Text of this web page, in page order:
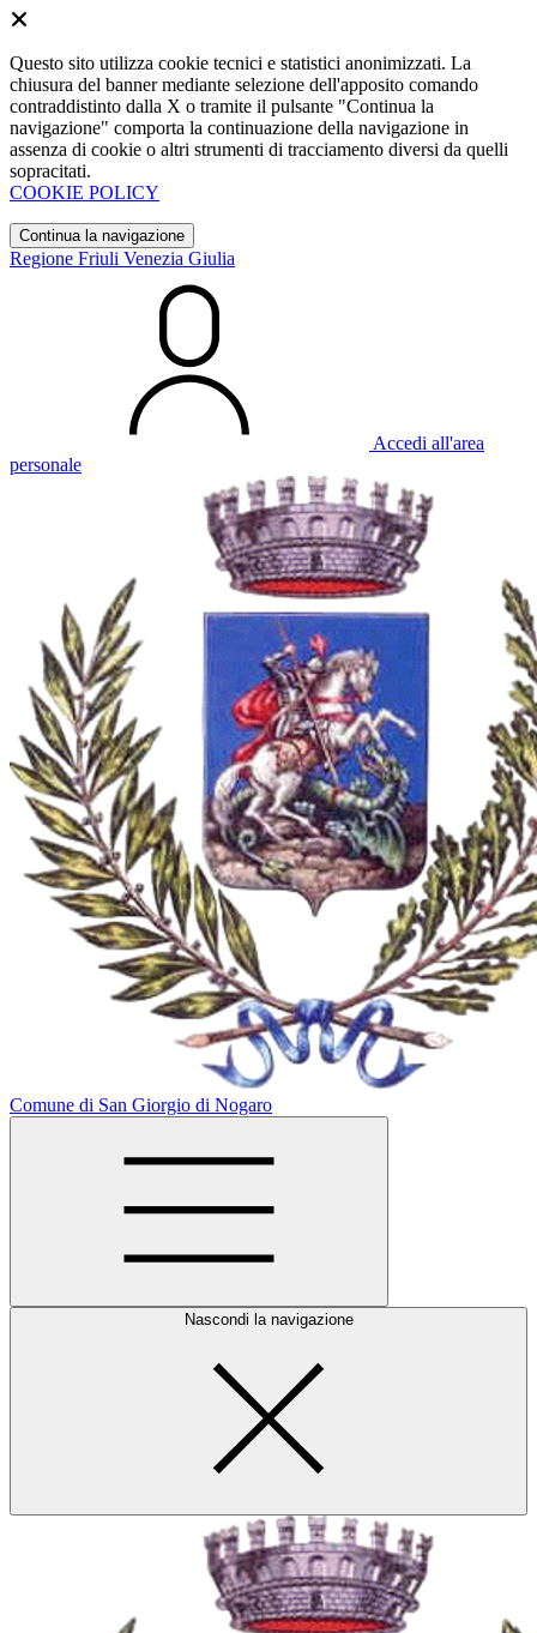
Questo sito utilizza cookie tecnici e statistici anonimizzati. La
chiusura del banner mediante selezione dell'apposito comando
contraddistinto dalla X o tramite il pulsante "Continua la
navigazione" comporta la continuazione della navigazione in
assenza di cookie o altri strumenti di tracciamento diversi da quelli
sopracitati.
COOKIE POLICY
Continua la navigazione
Regione Friuli Venezia Giulia
Accedi all'area
personale
Comune di San Giorgio di Nogaro
Nascondi la navigazione